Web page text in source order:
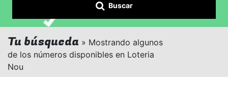
Buscar
Tu búsqueda » Mostrando algunos
de los números disponibles en Loteria
Nou